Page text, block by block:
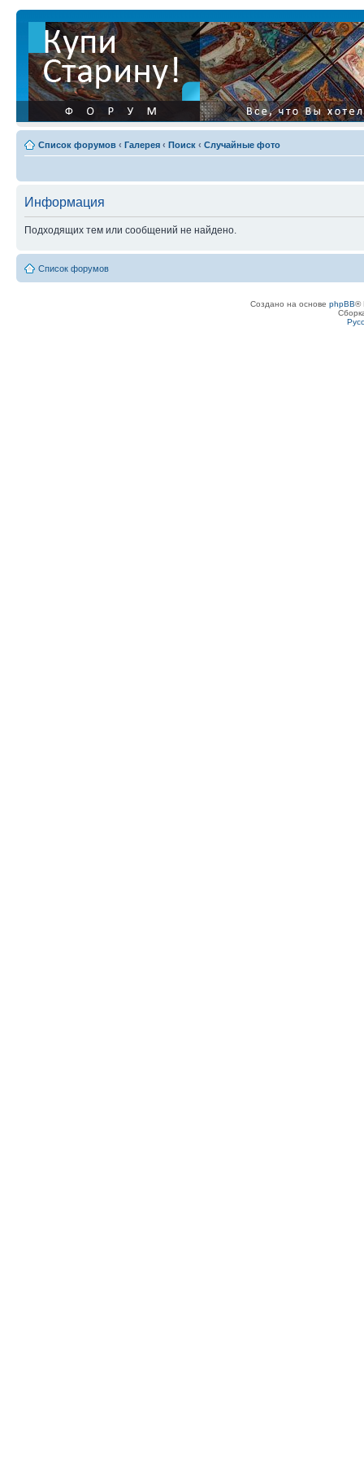
Список форумов ‹ Галерея ‹ Поиск ‹ Случайные фото
Информация
Подходящих тем или сообщений не найдено.
Список форумов
Создано на основе phpBB®